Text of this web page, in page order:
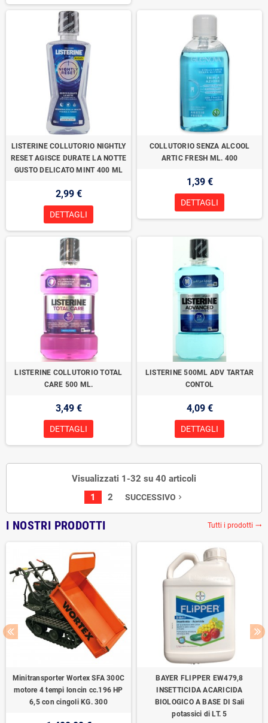
LISTERINE COLLUTORIO NIGHTLY
RESET AGISCE DURATE LA NOTTE
GUSTO DELICATO MINT 400 ML
2,99 €
DETTAGLI
COLLUTORIO SENZA ALCOOL
ARTIC FRESH ML. 400
1,39 €
DETTAGLI
LISTERINE COLLUTORIO TOTAL
CARE 500 ML.
3,49 €
DETTAGLI
LISTERINE 500ML ADV TARTAR
CONTOL
4,09 €
DETTAGLI
Visualizzati 1-32 su 40 articoli
1
2 SUCCESSIVO navigate_next
I NOSTRI PRODOTTI Tutti i prodotti trending_flat
Minitransporter Wortex SFA 300C
motore 4 tempi loncin cc.196 HP
6,5 con cingoli KG. 300
BAYER FLIPPER EW479,8
INSETTICIDA ACARICIDA
BIOLOGICO A BASE DI Sali
potassici di LT. 5